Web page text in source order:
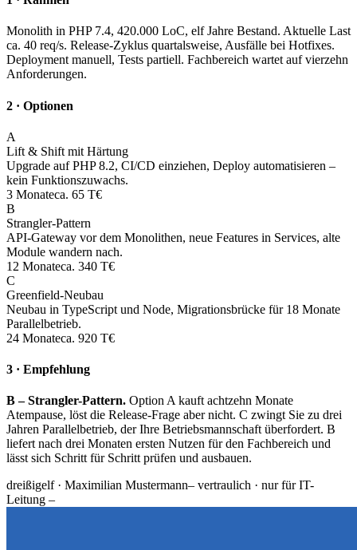
Monolith in PHP 7.4, 420.000 LoC, elf Jahre Bestand. Aktuelle Last
ca. 40 req/s. Release-Zyklus quartalsweise, Ausfälle bei Hotfixes.
Deployment manuell, Tests partiell. Fachbereich wartet auf vierzehn
Anforderungen.
2 · Optionen
A
Lift & Shift mit Härtung
Upgrade auf PHP 8.2, CI/CD einziehen, Deploy automatisieren –
kein Funktionszuwachs.
3 Monateca. 65 T€
B
Strangler-Pattern
API-Gateway vor dem Monolithen, neue Features in Services, alte
Module wandern nach.
12 Monateca. 340 T€
C
Greenfield-Neubau
Neubau in TypeScript und Node, Migrationsbrücke für 18 Monate
Parallelbetrieb.
24 Monateca. 920 T€
3 · Empfehlung
B – Strangler-Pattern. Option A kauft achtzehn Monate
Atempause, löst die Release-Frage aber nicht. C zwingt Sie zu drei
Jahren Parallelbetrieb, der Ihre Betriebsmannschaft überfordert. B
liefert nach drei Monaten ersten Nutzen für den Fachbereich und
lässt sich Schritt für Schritt prüfen und ausbauen.
dreißigelf · Maximilian Mustermann– vertraulich · nur für IT-
Leitung –